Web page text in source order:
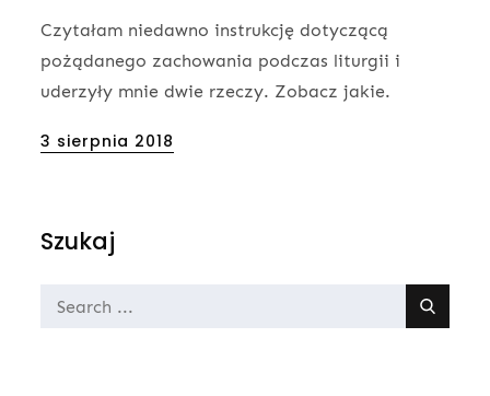
Czytałam niedawno instrukcję dotyczącą
pożądanego zachowania podczas liturgii i
uderzyły mnie dwie rzeczy. Zobacz jakie.
Posted
3 sierpnia 2018
Szukaj
Search